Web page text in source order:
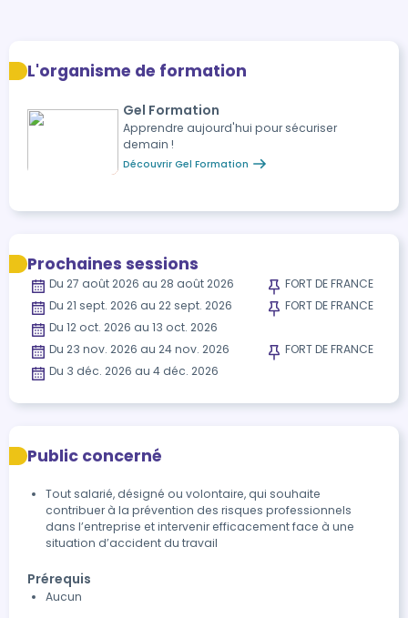
L'organisme de formation
Gel Formation
Apprendre aujourd'hui pour sécuriser
demain !
Découvrir Gel Formation
Prochaines sessions
Du 27 août 2026 au 28 août 2026
FORT DE FRANCE
Du 21 sept. 2026 au 22 sept. 2026
FORT DE FRANCE
Du 12 oct. 2026 au 13 oct. 2026
Du 23 nov. 2026 au 24 nov. 2026
FORT DE FRANCE
Du 3 déc. 2026 au 4 déc. 2026
Public concerné
Tout salarié, désigné ou volontaire, qui souhaite
contribuer à la prévention des risques professionnels
dans l’entreprise et intervenir efficacement face à une
situation d’accident du travail
Prérequis
Aucun